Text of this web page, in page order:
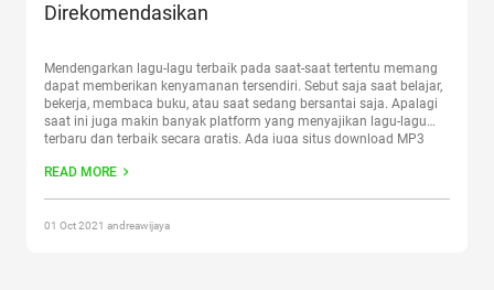
Direkomendasikan
Mendengarkan lagu-lagu terbaik pada saat-saat tertentu memang
dapat memberikan kenyamanan tersendiri. Sebut saja saat belajar,
bekerja, membaca buku, atau saat sedang bersantai saja. Apalagi
saat ini juga makin banyak platform yang menyajikan lagu-lagu
terbaru dan terbaik secara gratis. Ada juga situs download MP3
kapan pun tanpa harus
READ MORE
01 Oct 2021 andreawijaya